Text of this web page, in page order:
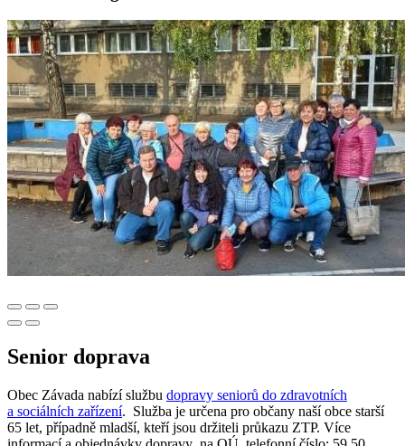
Senior doprava
Obec Závada nabízí službu dopravy seniorů do zdravotních
a sociálních zařízení. Služba je určena pro občany naší obce starší
65 let, případně mladší, kteří jsou držiteli průkazu ZTP. Více